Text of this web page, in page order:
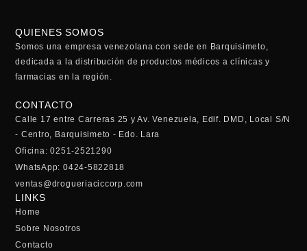
QUIENES SOMOS
Somos una empresa venezolana con sede en Barquisimeto,
dedicada a la distribución de productos médicos a clínicas y
farmacias en la región.
CONTACTO
Calle 17 entre Carreras 25 y Av. Venezuela, Edif. DMD, Local S/N
- Centro, Barquisimeto - Edo. Lara
Oficina: 0251-2521290
WhatsApp: 0424-5822818
ventas@drogueriaciccorp.com
LINKS
Home
Sobre Nosotros
Contacto